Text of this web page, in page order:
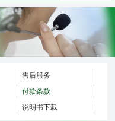
售后服务
付款条款
说明书下载